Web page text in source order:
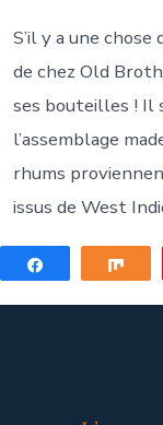
S’il y a une
de chez Old
ses bouteilles ! Il
l’assemblage
rhums
issus de West
Partagez